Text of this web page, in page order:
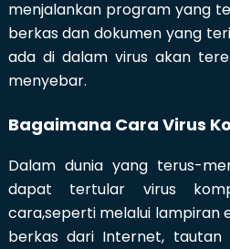
menjalankan program yang
berkas dan dokumen yang
ada di dalam virus akan
menyebar.
Bagaimana Cara Virus
Dalam dunia yang terus-
dapat tertular virus
cara,seperti melalui lampiran
berkas dari Internet, tautan